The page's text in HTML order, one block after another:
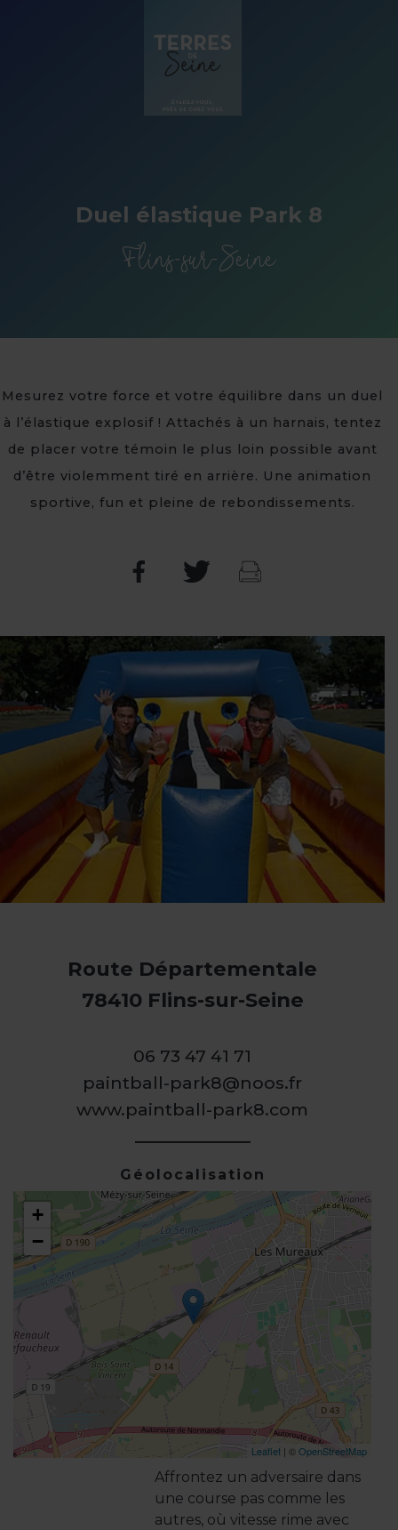
Duel élastique Park 8
Flins-sur-Seine
Mesurez votre force et votre équilibre dans un duel
à l’élastique explosif ! Attachés à un harnais, tentez
de placer votre témoin le plus loin possible avant
d’être violemment tiré en arrière. Une animation
sportive, fun et pleine de rebondissements.
Route Départementale
78410 Flins-sur-Seine
06 73 47 41 71
paintball-park8@noos.fr
www.paintball-park8.com
Géolocalisation
+
−
Leaflet | ©OpenStreetMap
Affrontez un adversaire dans
une course pas comme les
autres, où vitesse rime avec